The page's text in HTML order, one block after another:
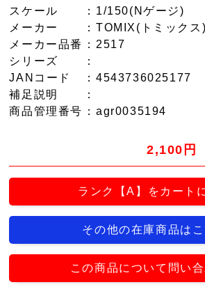
スケール
：1/150(Nゲージ)
メーカー
：TOMIX(トミックス)
メーカー品番
：2517
シリーズ
：
JANコード
：4543736025177
補足説明
：
商品管理番号 ：agr0035194
2,100円
ランク【A】をカート
その他の在庫商品はこ
この商品について問い